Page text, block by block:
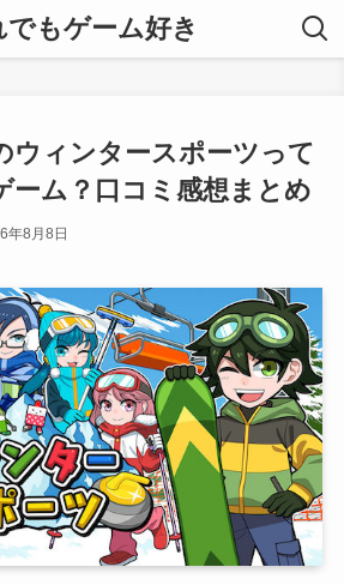
でもゲーム好き
ウィンタースポーツって
ーム？口コミ感想まとめ
年8月8日